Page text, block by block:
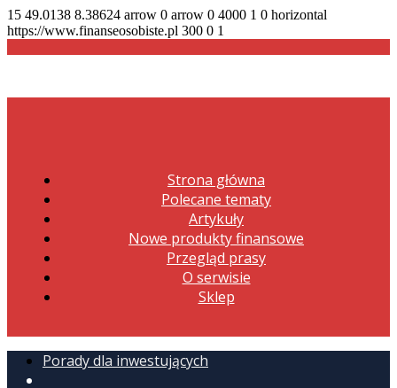
15 49.0138 8.38624 arrow 0 arrow 0 4000 1 0 horizontal
https://www.finanseosobiste.pl 300 0 1
Strona główna
Polecane tematy
Artykuły
Nowe produkty finansowe
Przegląd prasy
O serwisie
Sklep
Porady dla inwestujących